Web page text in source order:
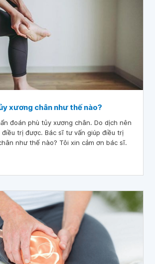
xương chân như thế nào?
đoán phù tủy xương chân. Do dịch nên
trị được. Bác sĩ tư vấn giúp điều trị
như thế nào? Tôi xin cảm ơn bác sĩ.